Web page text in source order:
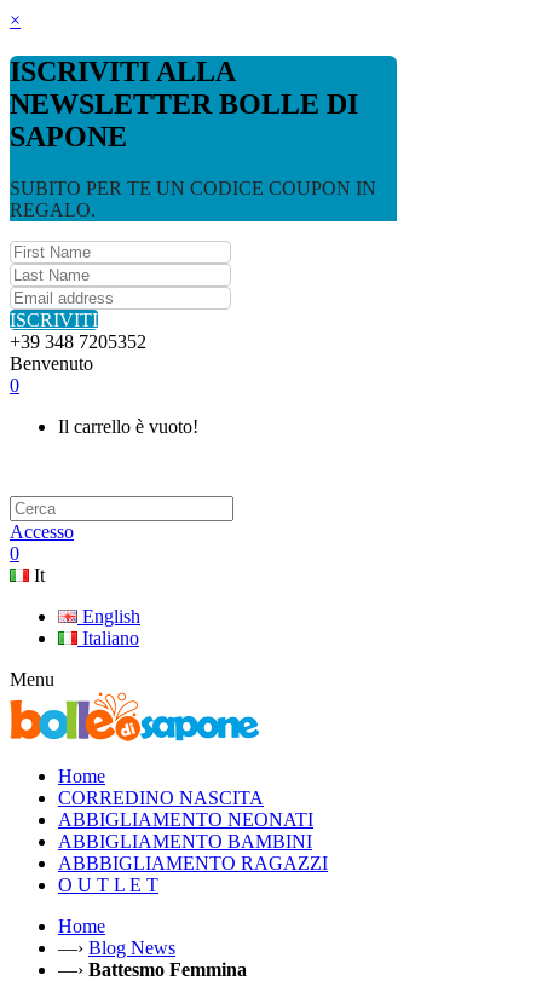
×
ISCRIVITI ALLA
NEWSLETTER BOLLE DI
SAPONE
SUBITO PER TE UN CODICE COUPON IN
REGALO.
ISCRIVITI
+39 348 7205352
Benvenuto
0
Il carrello è vuoto!
Accesso
0
It
English
Italiano
Menu
Home
CORREDINO NASCITA
ABBIGLIAMENTO NEONATI
ABBIGLIAMENTO BAMBINI
ABBBIGLIAMENTO RAGAZZI
O U T L E T
Home
—› Blog News
—› Battesmo Femmina